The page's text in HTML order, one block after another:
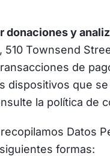
y
Townsend
de
dispositivos que
la política de
Datos
formas: